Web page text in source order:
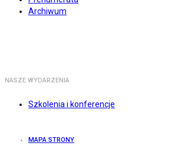
Archiwum
NASZE WYDARZENIA
Szkolenia i konferencje
MAPA STRONY